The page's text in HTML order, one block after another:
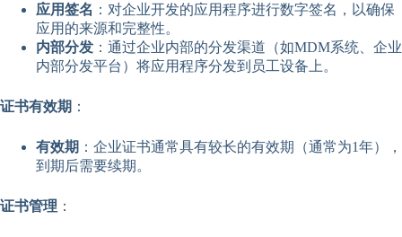
应用签名 ：对企业开发的应用程序进行数字签名，以确保
应用的来源和完整性。
内部分发 ：通过企业内部的分发渠道（如MDM系统、企业
内部分发平台）将应用程序分发到员工设备上。
证书有效期 ：
有效期 ：企业证书通常具有较长的有效期（通常为1年），
到期后需要续期。
证书管理 ：